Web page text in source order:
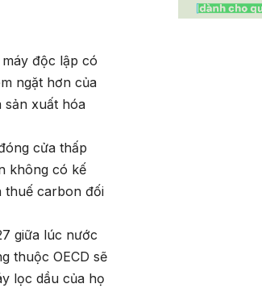
độc lập có
ngặt hơn của
sản xuất hóa
cửa thấp
không có kế
thuế carbon đối
giữa lúc nước
thuộc OECD sẽ
lọc dầu của họ